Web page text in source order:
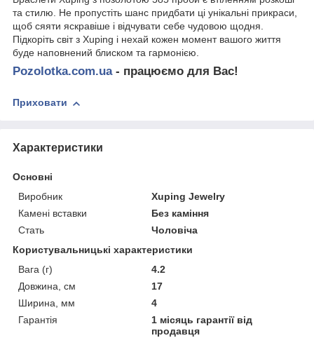
та стилю. Не пропустіть шанс придбати ці унікальні прикраси,
щоб сяяти яскравіше і відчувати себе чудовою щодня.
Підкоріть світ з Xuping і нехай кожен момент вашого життя
буде наповнений блиском та гармонією.
Pozolotka.com.ua- працюємо для Вас!
Приховати
Характеристики
Основні
Виробник
Xuping Jewelry
Камені вставки
Без каміння
Стать
Чоловіча
Користувальницькі характеристики
Вага (г)
4.2
Довжина, см
17
Ширина, мм
4
Гарантія
1 місяць гарантії від
продавця